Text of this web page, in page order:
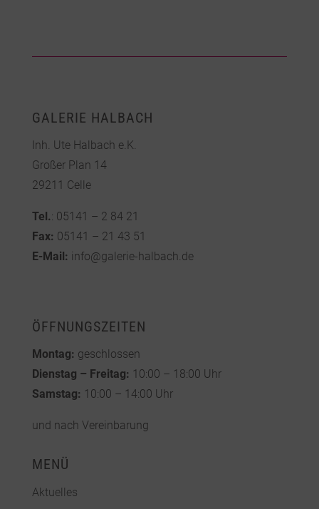
GALERIE HALBACH
Inh. Ute Halbach e.K.
Großer Plan 14
29211 Celle
Tel.: 05141 – 2 84 21
Fax: 05141 – 21 43 51
E-Mail: info@galerie-halbach.de
ÖFFNUNGSZEITEN
Montag: geschlossen
Dienstag – Freitag: 10:00 – 18:00 Uhr
Samstag: 10:00 – 14:00 Uhr
und nach Vereinbarung
MENÜ
Aktuelles